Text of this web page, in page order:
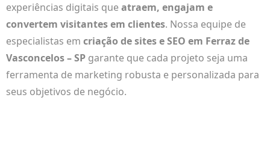
experiências digitais queatraem, engajam e
convertem visitantes em clientes. Nossa equipe de
especialistas em criação de sites e SEO em Ferraz de
Vasconcelos – SP garante que cada projeto seja uma
ferramenta de marketing robusta e personalizada para
seus objetivos de negócio.